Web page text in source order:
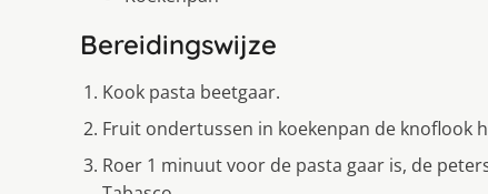
Bereidingswijze
Kook pasta beetgaar.
Fruit ondertussen in koekenpan de knoflook
Roer 1 minuut voor de pasta gaar is, de